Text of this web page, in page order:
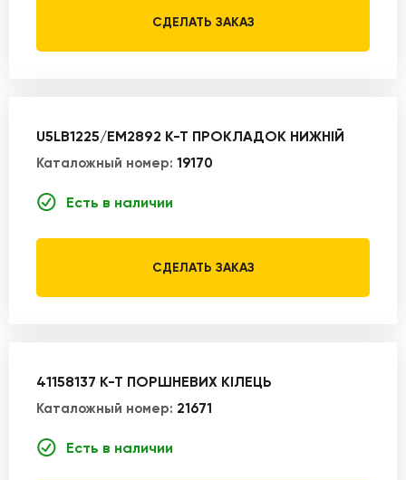
СДЕЛАТЬ ЗАКАЗ
U5LB1225/EM2892 К-Т ПРОКЛАДОК НИЖНІЙ
Каталожный номер: 19170
Есть в наличии
СДЕЛАТЬ ЗАКАЗ
41158137 К-Т ПОРШНЕВИХ КІЛЕЦЬ
Каталожный номер: 21671
Есть в наличии